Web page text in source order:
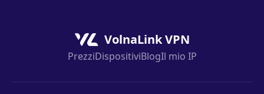
VolnaLink VPN
PrezziDispositiviBlogIl mio IP